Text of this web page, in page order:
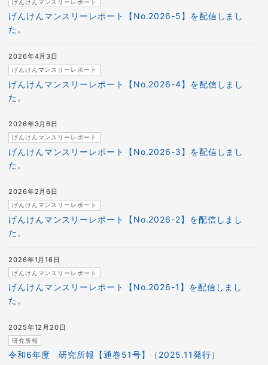
げんけんマンスリーレポート【No.2026-5】を配信しまし
た。
げんけんマンスリーレポート
げんけんマンスリーレポート【No.2026-4】を配信しまし
た。
げんけんマンスリーレポート
2026年4月3日
げんけんマンスリーレポート【No.2026-3】を配信しまし
た。
げんけんマンスリーレポート
2026年3月6日
げんけんマンスリーレポート【No.2026-2】を配信しまし
た。
げんけんマンスリーレポート
2026年2月6日
げんけんマンスリーレポート【No.2026-1】を配信しまし
た。
げんけんマンスリーレポート
2026年1月16日
令和6年度 研究所報【通巻51号】（2025.11発行）
研究所報
2025年12月20日